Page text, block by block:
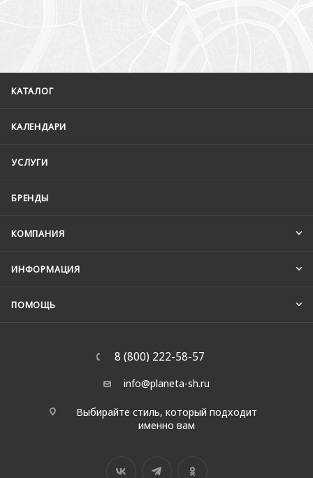
КАТАЛОГ
КАЛЕНДАРИ
УСЛУГИ
БРЕНДЫ
КОМПАНИЯ
ИНФОРМАЦИЯ
ПОМОЩЬ
8 (800) 222-58-57
info@planeta-sh.ru
Выбирайте стиль, который подходит
именно вам